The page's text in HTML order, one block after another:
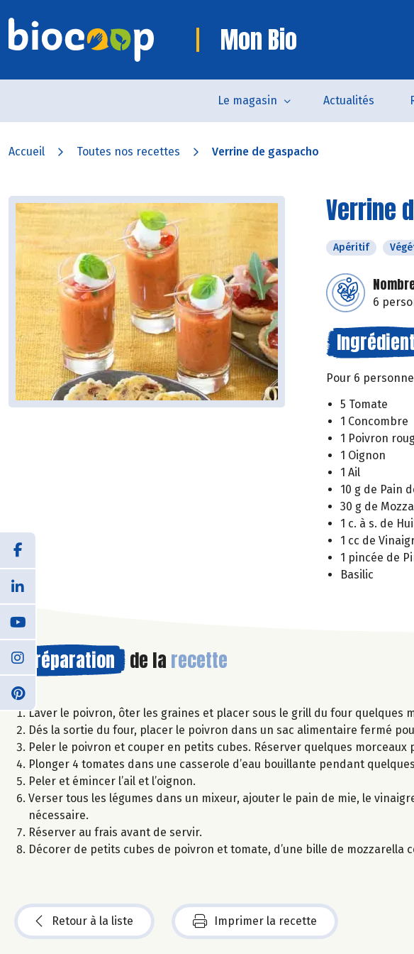
Mon Bio
Le magasin Actualités
Accueil Toutes nos recettes Verrine de gaspacho
Verrine
Apéritif
6
Pour 6
5 Tomate
1 Concombre
1 Poivron
1 Oignon
1 Ail
10 g de Pain
30 g de
1 c. à s. de
1 cc de
1 pincée de
Basilic
Préparation de la recette
Laver le poivron, ôter les graines et placer sous le grill du four
Dés la sortie du four, placer le poivron dans un sac alimentaire fermé
Peler le poivron et couper en petits cubes. Réserver quelques morceaux
Plonger 4 tomates dans une casserole d’eau bouillante pendant
Peler et émincer l’ail et l’oignon.
Verser tous les légumes dans un mixeur, ajouter le pain de mie, le
nécessaire.
Réserver au frais avant de servir.
Décorer de petits cubes de poivron et tomate, d’une bille de mozzarella
Retour à la liste Imprimer la recette